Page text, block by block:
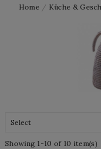
Home Küche &
Select
Showing 1-10 of 10 item(s)